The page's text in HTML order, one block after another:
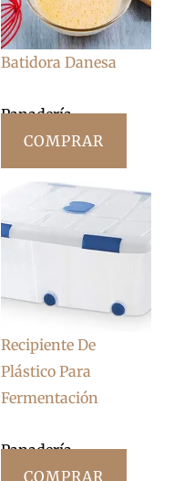
Batidora Danesa
Panadería
COMPRAR
Recipiente De
Plástico Para
Fermentación
Panadería
COMPRAR